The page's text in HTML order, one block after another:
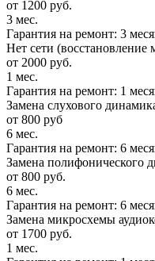
от 1200 руб.
3 мес.
Гарантия на ремонт: 3
Нет сети (восстановление
от 2000 руб.
1 мес.
Гарантия на ремонт: 1
Замена слухового
от 800 руб
6 мес.
Гарантия на ремонт: 6
Замена полифонического
от 800 руб.
6 мес.
Гарантия на ремонт: 6
Замена микросхемы
от 1700 руб.
1 мес.